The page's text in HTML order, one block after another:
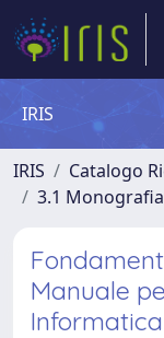
IRIS
IRIS Catalogo
3.1
Manuale
Informatica